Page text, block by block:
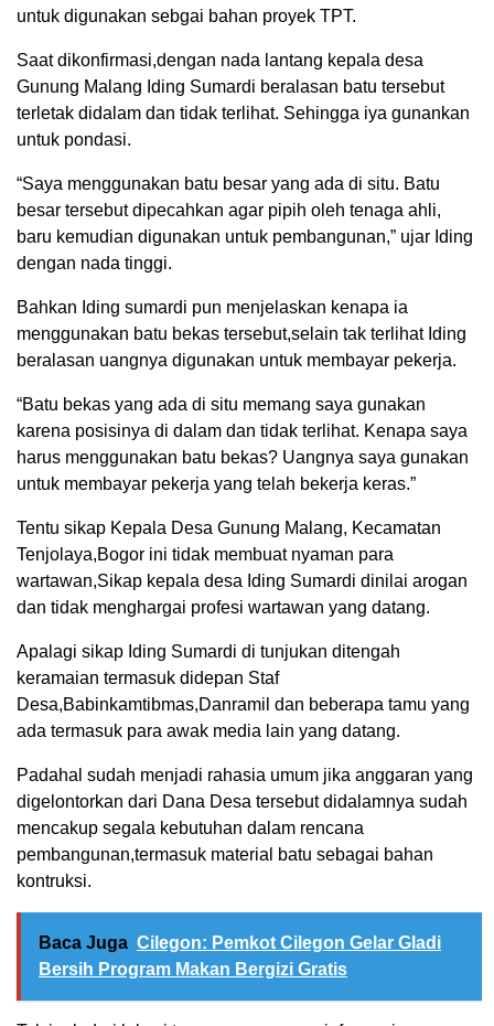
untuk digunakan sebgai bahan proyek TPT.
Saat dikonfirmasi,dengan nada lantang kepala desa
Gunung Malang Iding Sumardi beralasan batu tersebut
terletak didalam dan tidak terlihat. Sehingga iya gunankan
untuk pondasi.
“Saya menggunakan batu besar yang ada di situ. Batu
besar tersebut dipecahkan agar pipih oleh tenaga ahli,
baru kemudian digunakan untuk pembangunan,” ujar Iding
dengan nada tinggi.
Bahkan Iding sumardi pun menjelaskan kenapa ia
menggunakan batu bekas tersebut,selain tak terlihat Iding
beralasan uangnya digunakan untuk membayar pekerja.
“Batu bekas yang ada di situ memang saya gunakan
karena posisinya di dalam dan tidak terlihat. Kenapa saya
harus menggunakan batu bekas? Uangnya saya gunakan
untuk membayar pekerja yang telah bekerja keras.”
Tentu sikap Kepala Desa Gunung Malang, Kecamatan
Tenjolaya,Bogor ini tidak membuat nyaman para
wartawan,Sikap kepala desa Iding Sumardi dinilai arogan
dan tidak menghargai profesi wartawan yang datang.
Apalagi sikap Iding Sumardi di tunjukan ditengah
keramaian termasuk didepan Staf
Desa,Babinkamtibmas,Danramil dan beberapa tamu yang
ada termasuk para awak media lain yang datang.
Padahal sudah menjadi rahasia umum jika anggaran yang
digelontorkan dari Dana Desa tersebut didalamnya sudah
mencakup segala kebutuhan dalam rencana
pembangunan,termasuk material batu sebagai bahan
kontruksi.
Baca Juga Cilegon: Pemkot Cilegon Gelar Gladi
Bersih Program Makan Bergizi Gratis